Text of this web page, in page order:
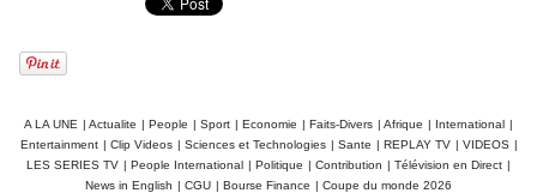
A LA UNE | Actualite | People | Sport | Economie | Faits-Divers | Afrique | International |
Entertainment | Clip Videos | Sciences et Technologies | Sante | REPLAY TV | VIDEOS |
LES SERIES TV | People International | Politique | Contribution | Télévision en Direct |
News in English | CGU | Bourse Finance | Coupe du monde 2026